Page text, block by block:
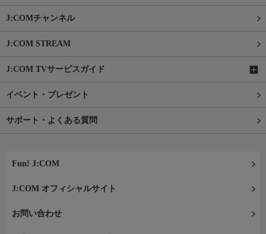
J:COMチャンネル
J:COM STREAM
J:COM TVサービスガイド
イベント・プレゼント
サポート・よくある質問
Fun! J:COM
J:COM オフィシャルサイト
お問い合わせ